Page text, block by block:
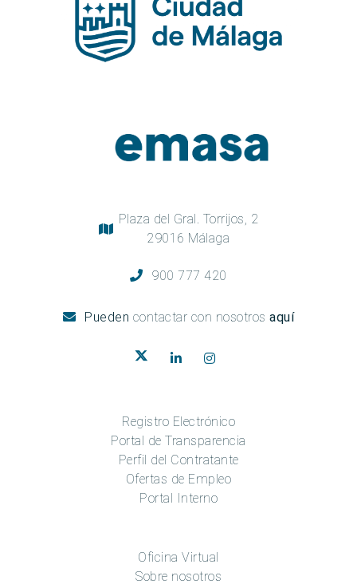
Plaza del Gral. Torrijos, 2
29016 Málaga
900 777 420
Pueden contactar con nosotros aquí
Registro Electrónico
Portal de Transparencia
Perfil del Contratante
Ofertas de Empleo
Portal Interno
Oficina Virtual
Sobre nosotros